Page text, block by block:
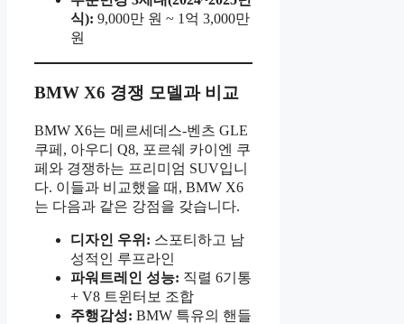
식): 9,000만 원 ~ 1억 3,000만
원
BMW X6 경쟁 모델과 비교
BMW X6는 메르세데스-벤츠 GLE
쿠페, 아우디 Q8, 포르쉐 카이엔 쿠
페와 경쟁하는 프리미엄 SUV입니
다. 이들과 비교했을 때, BMW X6
는 다음과 같은 강점을 갖습니다.
디자인 우위: 스포티하고 남
성적인 루프라인
파워트레인 성능: 직렬 6기통
+ V8 트윈터보 조합
주행감성: BMW 특유의 핸들